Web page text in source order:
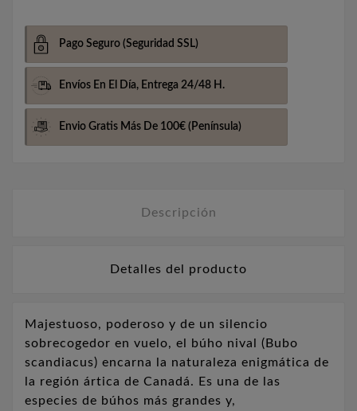
Pago Seguro (Seguridad SSL)
Envíos En El Día, Entrega 24/48 H.
Envio Gratis Más De 100€ (Península)
Descripción
Detalles del producto
Majestuoso, poderoso y de un silencio
sobrecogedor en vuelo, el búho nival (Bubo
scandiacus) encarna la naturaleza enigmática de
la región ártica de Canadá.
Es una de las
especies de búhos más grandes y,